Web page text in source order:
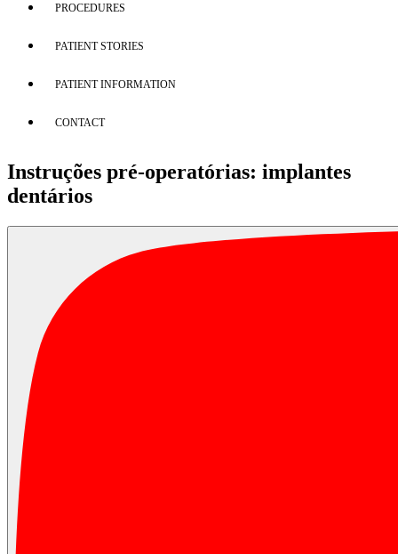
PROCEDURES
PATIENT STORIES
PATIENT INFORMATION
CONTACT
Instruções pré-operatórias: implantes
dentários